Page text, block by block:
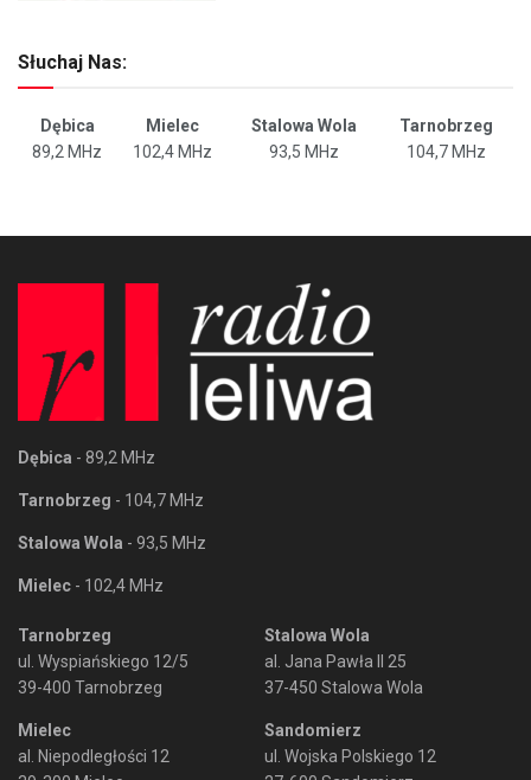
Słuchaj Nas:
Dębica Mielec Stalowa Wola
Tarnobrzeg
89,2 MHz
102,4 MHz 93,5 MHz 104,7 MHz
Dębica - 89,2 MHz
Tarnobrzeg - 104,7 MHz
Stalowa Wola - 93,5 MHz
Mielec - 102,4 MHz
Tarnobrzeg
ul. Wyspiańskiego 12/5
39-400 Tarnobrzeg
Mielec
al. Niepodległości 12
Stalowa Wola
al. Jana Pawła II 25
37-450 Stalowa Wola
Sandomierz
ul. Wojska Polskiego 12